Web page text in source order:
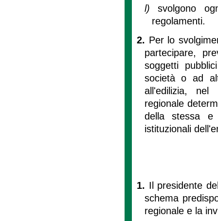
l)svolgono
regolamenti.
2. Per lo
partecipare,
soggetti
società o ad
all'edilizia, nel
regionale
della stessa e
istituzionali
1. Il presidente
schema
regionale e la